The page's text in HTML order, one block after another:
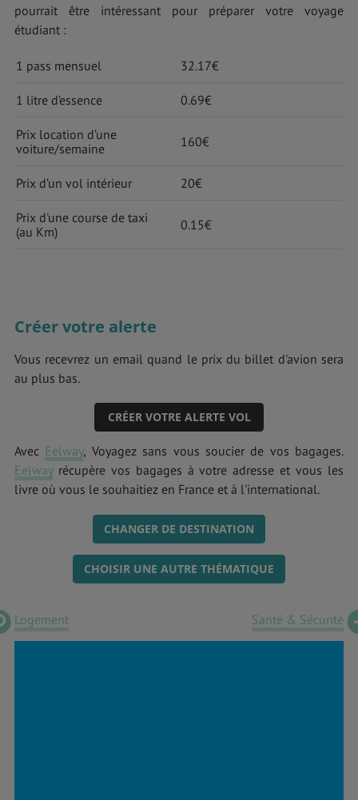
pourrait être intéressant pour préparer votre voyage
étudiant :
1 pass mensuel 32.17€
1 litre d’essence 0.69€
Prix location d’une
voiture/semaine
160€
Prix d’un vol intérieur 20€
Prix d'une course de taxi
(au Km)
0.15€
Créer votre alerte
Vous recevrez un email quand le prix du billet d'avion sera
au plus bas.
CRÉER VOTRE ALERTE VOL
Avec Eelway, Voyagez sans vous soucier de vos bagages.
Eelwayrécupère vos bagages à votre adresse et vous les
livre où vous le souhaitiez en France et à l'international.
CHANGER DE DESTINATION
CHOISIR UNE AUTRE THÉMATIQUE
Logement Santé & Sécurité